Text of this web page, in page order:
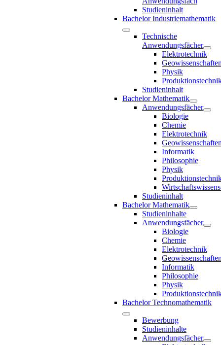
Studieninhalt
Bachelor Industriemathematik
Technische
Anwendungsfächer
Elektrotechnik
Physik
Studieninhalt
Bachelor Mathematik
Anwendungsfächer
Biologie
Chemie
Elektrotechnik
Informatik
Philosophie
Physik
Studieninhalt
Bachelor Mathematik
Studieninhalte
Anwendungsfächer
Biologie
Chemie
Elektrotechnik
Informatik
Philosophie
Physik
Bachelor Technomathematik
Bewerbung
Studieninhalte
Anwendungsfächer